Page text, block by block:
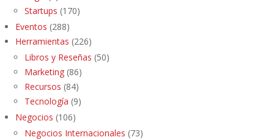
Startups (170)
Eventos (288)
Herramientas (226)
Libros y Reseñas (50)
Marketing (86)
Recursos (84)
Tecnología (9)
Negocios (106)
Negocios Internacionales (73)